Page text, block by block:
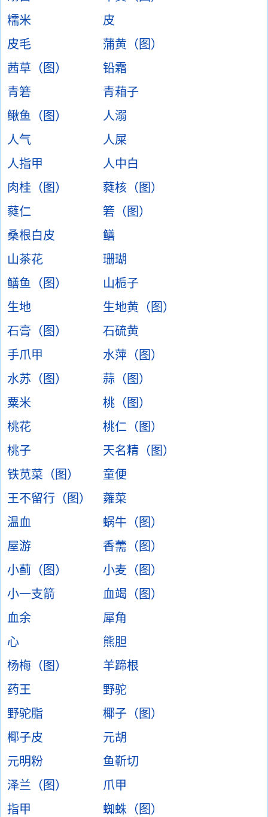
糯米
皮
皮毛
蒲黄（图）
茜草（图）
铅霜
青箬
青葙子
鳅鱼（图）
人溺
人气
人屎
人指甲
人中白
肉桂（图）
蕤核（图）
蕤仁
箬（图）
桑根白皮
鳝
山茶花
珊瑚
鳝鱼（图）
山栀子
生地
生地黄（图）
石膏（图）
石硫黄
手爪甲
水萍（图）
水苏（图）
蒜（图）
粟米
桃（图）
桃花
桃仁（图）
桃子
天名精（图）
铁苋菜（图）
童便
王不留行（图）
蕹菜
温血
蜗牛（图）
屋游
香薷（图）
小蓟（图）
小麦（图）
小一支箭
血竭（图）
血余
犀角
心
熊胆
杨梅（图）
羊蹄根
药王
野驼
野驼脂
椰子（图）
椰子皮
元胡
元明粉
鱼靳切
泽兰（图）
爪甲
指甲
蜘蛛（图）